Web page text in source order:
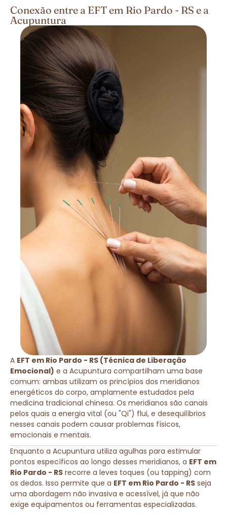
Conexão entre a EFT em Rio Pardo - RS e a
Acupuntura
A EFT em Rio Pardo - RS (Técnica de Liberação
Emocional) e a Acupuntura compartilham uma base
comum: ambas utilizam os princípios dos meridianos
energéticos do corpo, amplamente estudados pela
medicina tradicional chinesa. Os meridianos são canais
pelos quais a energia vital (ou "Qi") flui, e desequilíbrios
nesses canais podem causar problemas físicos,
emocionais e mentais.
Enquanto a Acupuntura utiliza agulhas para estimular
pontos específicos ao longo desses meridianos, a EFT em
Rio Pardo - RS recorre a leves toques (ou tapping) com
os dedos. Isso permite que a EFT em Rio Pardo - RS seja
uma abordagem não invasiva e acessível, já que não
exige equipamentos ou ferramentas especializadas.